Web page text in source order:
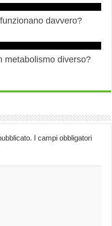
davvero?
metabolismo diverso?
I campi obbligatori